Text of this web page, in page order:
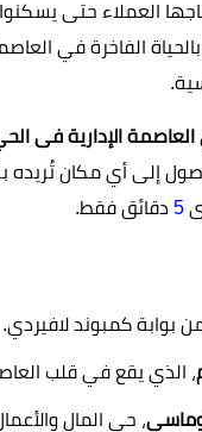
العملاء حتى
الفاخرة في
إلى أي مكان
5 دقائق فقط.
بوابة كمبوند لافيردي.
، الذي يقع في قلب
، حي المال